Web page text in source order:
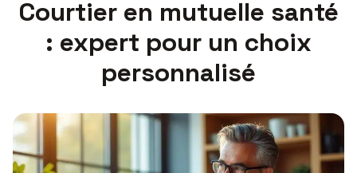
Courtier en mutuelle santé
: expert pour un choix
personnalisé